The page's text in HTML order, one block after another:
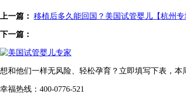
上一篇： 移植后多久能回国？美国试管婴儿【杭州专
下一篇：
想和他们一样无风险、轻松孕育？立即填写下表，本
幸福热线：400-0776-521